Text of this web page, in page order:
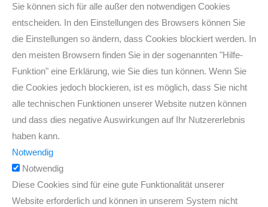
Sie können sich für alle außer den notwendigen Cookies
entscheiden. In den Einstellungen des Browsers können Sie
die Einstellungen so ändern, dass Cookies blockiert werden. In
den meisten Browsern finden Sie in der sogenannten "Hilfe-
Funktion" eine Erklärung, wie Sie dies tun können. Wenn Sie
die Cookies jedoch blockieren, ist es möglich, dass Sie nicht
alle technischen Funktionen unserer Website nutzen können
und dass dies negative Auswirkungen auf Ihr Nutzererlebnis
haben kann.
Notwendig
Notwendig
Diese Cookies sind für eine gute Funktionalität unserer
Website erforderlich und können in unserem System nicht